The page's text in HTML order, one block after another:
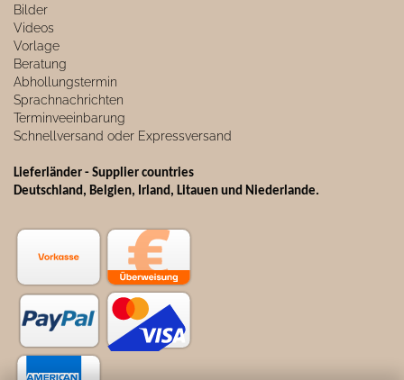
Bilder
Videos
Vorlage
Beratung
Abhollungstermin
Sprachnachrichten
Terminveeinbarung
Schnellversand oder Expressversand
Lieferländer - Supplier countries
Deutschland, Belgien, Irland, Litauen und Niederlande.